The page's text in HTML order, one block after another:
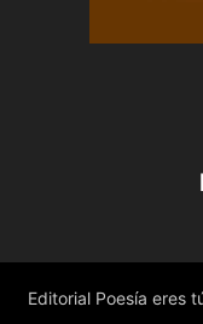
Editorial Poesía eres